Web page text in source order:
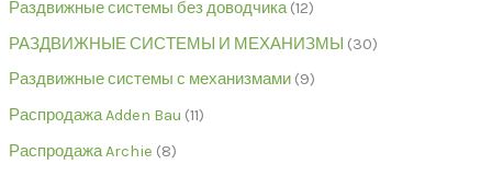
Раздвижные системы без доводчика 12
РАЗДВИЖНЫЕ СИСТЕМЫ И МЕХАНИЗМЫ
30
Раздвижные системы с механизмами 9
Распродажа Adden Bau 11
Распродажа Archie 8